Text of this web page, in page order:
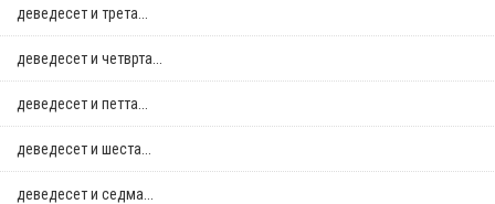
деведесет и трета...
деведесет и четврта...
деведесет и петта...
деведесет и шеста...
деведесет и седма...